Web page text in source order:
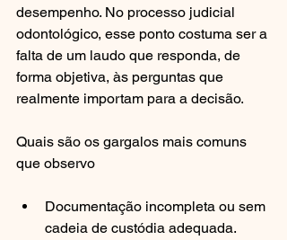
desempenho. No processo judicial
odontológico, esse ponto costuma ser a
falta de um laudo que responda, de
forma objetiva, às perguntas que
realmente importam para a decisão.
Quais são os gargalos mais comuns
que observo
Documentação incompleta ou sem
cadeia de custódia adequada.